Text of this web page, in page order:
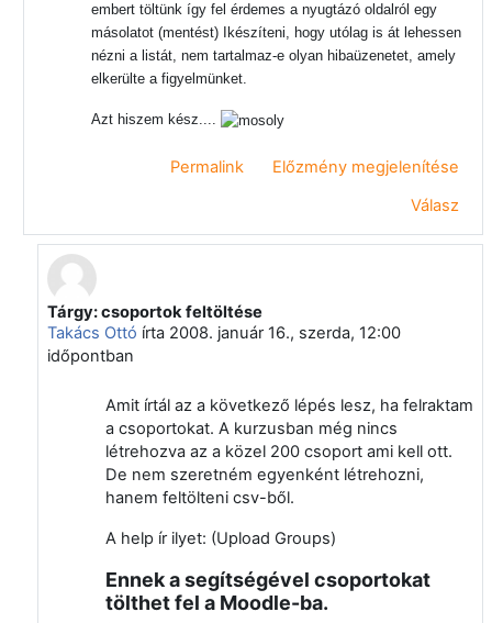
embert töltünk így fel érdemes a nyugtázó oldalról egy
másolatot (mentést) I
készíteni, hogy utólag is át lehessen
nézni a listát, nem tartalmaz-e olyan hibaüzenetet, amely
elkerülte a figyelmünket.
Azt hiszem kész....
Permalink
Előzmény megjelenítése
Válasz
Válasz erre: Papp Gyula
Tárgy: csoportok feltöltése
Takács Ottó írta 2008. január 16., szerda, 12:00
időpontban
Amit írtál az a következő lépés lesz, ha felraktam
a csoportokat. A kurzusban még nincs
létrehozva az a közel 200 csoport ami kell ott.
De nem szeretném egyenként létrehozni,
hanem feltölteni csv-ből.
A help ír ilyet: (Upload Groups)
Ennek a segítségével csoportokat
tölthet fel a Moodle-ba.